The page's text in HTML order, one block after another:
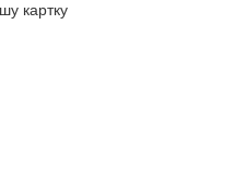
картку